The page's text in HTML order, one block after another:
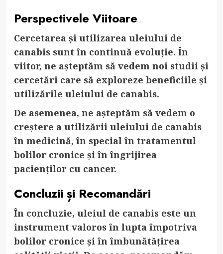
Perspectivele Viitoare
Cercetarea și utilizarea uleiului de
canabis sunt în continuă evoluție. În
viitor, ne așteptăm să vedem noi studii și
cercetări care să exploreze beneficiile și
utilizările uleiului de canabis.
De asemenea, ne așteptăm să vedem o
creștere a utilizării uleiului de canabis
în medicină, în special în tratamentul
bolilor cronice și în îngrijirea
pacienților cu cancer.
Concluzii și Recomandări
În concluzie, uleiul de canabis este un
instrument valoros în lupta împotriva
bolilor cronice și în îmbunătățirea